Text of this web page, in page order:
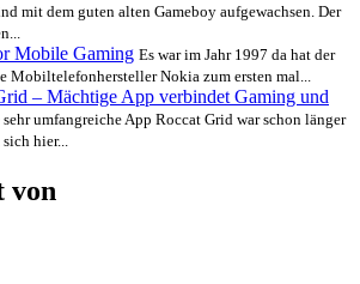
mit dem guten alten Gameboy aufgewachsen. Der
Mobile Gaming Es war im Jahr 1997 da hat der
Mobiltelefonhersteller Nokia zum ersten mal...
– Mächtige App verbindet Gaming und
umfangreiche App Roccat Grid war schon länger
hier...
von